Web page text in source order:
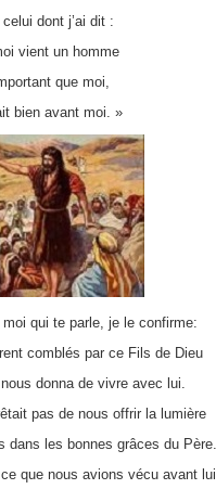
dont j’ai dit :
vient un homme
que moi,
bien avant moi. »
qui te parle, je le confirme:
comblés par ce Fils de Dieu
donna de vivre avec lui.
pas de nous offrir la lumière
dans les bonnes grâces du Père.
que nous avions vécu avant lui.